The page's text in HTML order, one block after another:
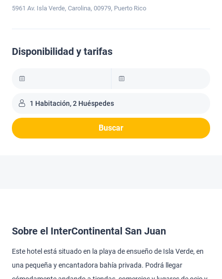
5961 Av. Isla Verde, Carolina, 00979, Puerto Rico
Disponibilidad y tarifas
1 Habitación, 2 Huéspedes
Buscar
Sobre el InterContinental San Juan
Este hotel está situado en la playa de ensueño de Isla Verde, en
una pequeña y encantadora bahía privada. Podrá llegar